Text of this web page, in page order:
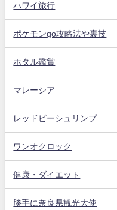
ハワイ旅行
ポケモンgo攻略法や裏技
ホタル鑑賞
マレーシア
レッドビーシュリンプ
ワンオクロック
健康・ダイエット
勝手に奈良県観光大使